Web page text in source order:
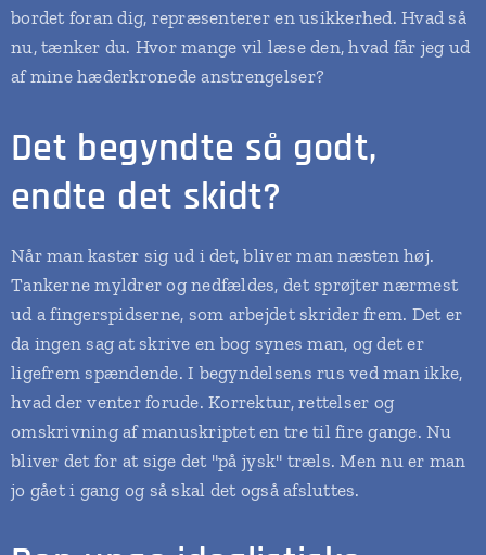
bordet foran dig, repræsenterer en usikkerhed. Hvad så
nu, tænker du. Hvor mange vil læse den, hvad får jeg ud
af mine hæderkronede anstrengelser?
Det begyndte så godt,
endte det skidt?
Når man kaster sig ud i det, bliver man næsten høj.
Tankerne myldrer og nedfældes, det sprøjter nærmest
ud a fingerspidserne, som arbejdet skrider frem. Det er
da ingen sag at skrive en bog synes man, og det er
ligefrem spændende. I begyndelsens rus ved man ikke,
hvad der venter forude. Korrektur, rettelser og
omskrivning af manuskriptet en tre til fire gange. Nu
bliver det for at sige det "på jysk" træls. Men nu er man
jo gået i gang og så skal det også afsluttes.